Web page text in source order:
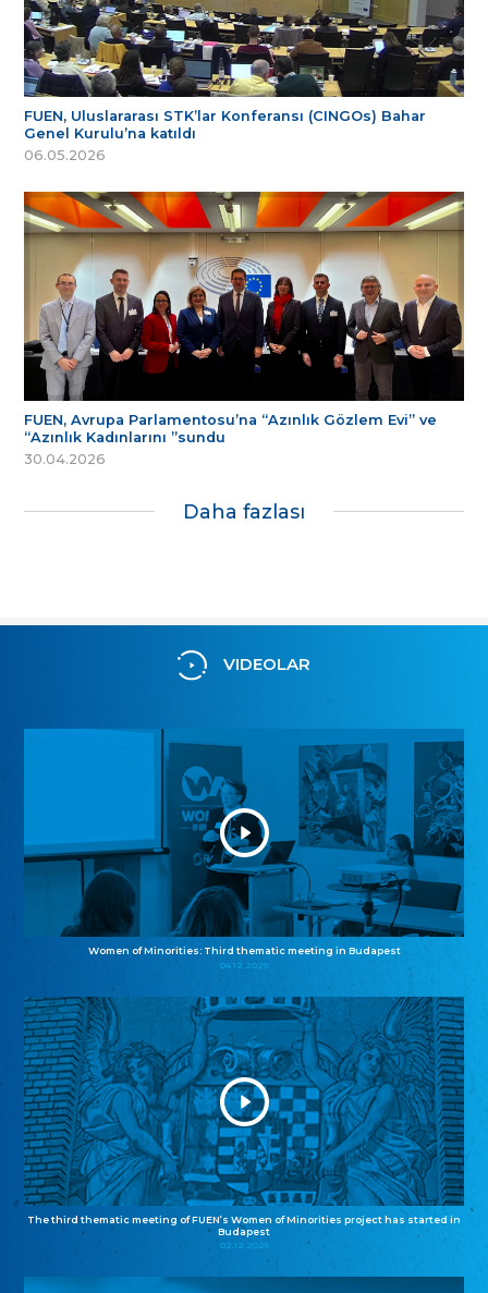
FUEN, Uluslararası STK’lar Konferansı (CINGOs) Bahar
Genel Kurulu’na katıldı
06.05.2026
FUEN, Avrupa Parlamentosu’na “Azınlık Gözlem Evi” ve
“Azınlık Kadınlarını ”sundu
30.04.2026
Daha fazlası
VIDEOLAR
Women of Minorities: Third thematic meeting in Budapest
04.12.2025
The third thematic meeting of FUEN’s Women of Minorities project has started in
Budapest
02.12.2025